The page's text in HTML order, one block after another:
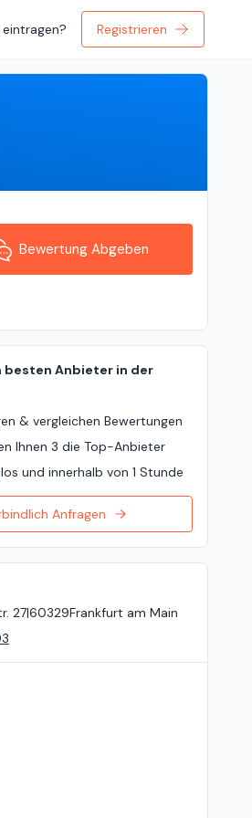
Registrieren
Bewertung Abgeben
besten Anbieter in der
& vergleichen Bewertungen
Ihnen 3 die Top-Anbieter
und innerhalb von 1 Stunde
Anfragen
27|60329Frankfurt am Main